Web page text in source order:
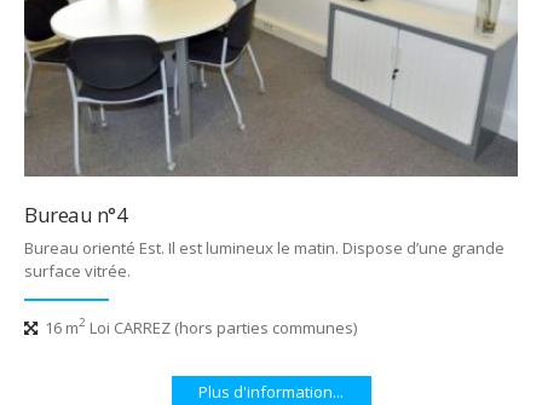
Bureau n°4
Bureau orienté Est. Il est lumineux le matin. Dispose d’une grande
surface vitrée.
16 m2 Loi CARREZ (hors parties communes)
Plus d'information...